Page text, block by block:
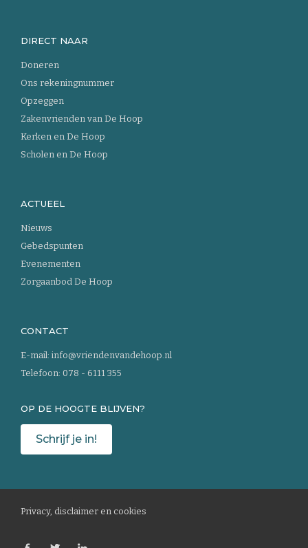
DIRECT NAAR
Doneren
Ons rekeningnummer
Opzeggen
Zakenvrienden van De Hoop
Kerken en De Hoop
Scholen en De Hoop
ACTUEEL
Nieuws
Gebedspunten
Evenementen
Zorgaanbod De Hoop
CONTACT
E-mail: info@vriendenvandehoop.nl
Telefoon: 078 - 6111 355
OP DE HOOGTE BLIJVEN?
Schrijf je in!
Privacy, disclaimer en cookies